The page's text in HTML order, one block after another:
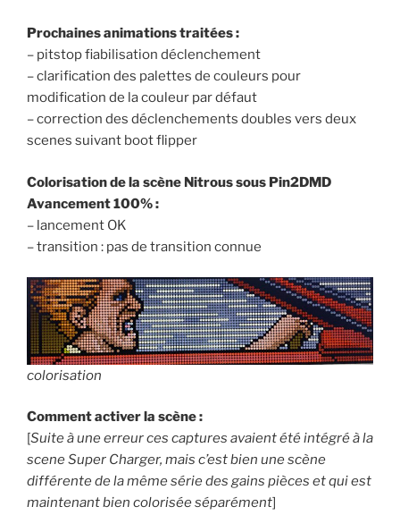
Prochaines animations traitées :
– pitstop fiabilisation déclenchement
– clarification des palettes de couleurs pour
modification de la couleur par défaut
– correction des déclenchements doubles vers deux
scenes suivant boot flipper
Colorisation de la scène Nitrous sous Pin2DMD
Avancement 100% :
– lancement OK
– transition : pas de transition connue
colorisation
Comment activer la scène :
[Suite à une erreur ces captures avaient été intégré à la
scene Super Charger, mais c’est bien une scène
différente de la même série des gains pièces et qui est
maintenant bien colorisée séparément]